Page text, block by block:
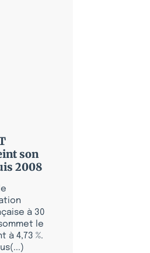
son
2008
à 30
le
à 4,73 %.